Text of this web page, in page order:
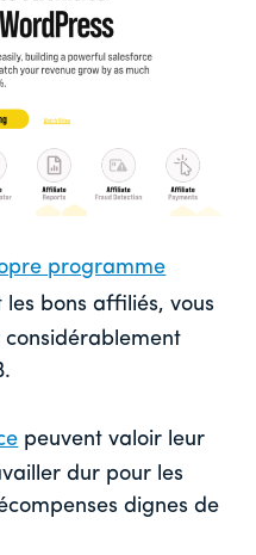
programme
bons affiliés, vous
peuvent valoir leur
dur pour les
dignes de